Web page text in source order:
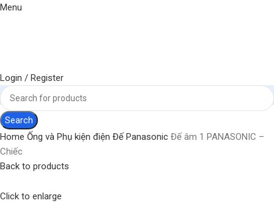
Menu
Login / Register
Search
Home Ống và Phụ kiện điện Đế Panasonic Đế âm 1 PANASONIC –
Chiếc
Back to products
Click to enlarge